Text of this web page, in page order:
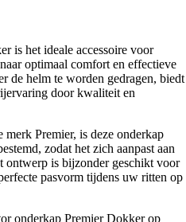
is het ideale accessoire voor
optimaal comfort en effectieve
de helm te worden gedragen, biedt
door kwaliteit en
merk Premier, is deze onderkap
zodat het zich aanpast aan
ontwerp is bijzonder geschikt voor
pasvorm tijdens uw ritten op
onderkap Premier Dokker op